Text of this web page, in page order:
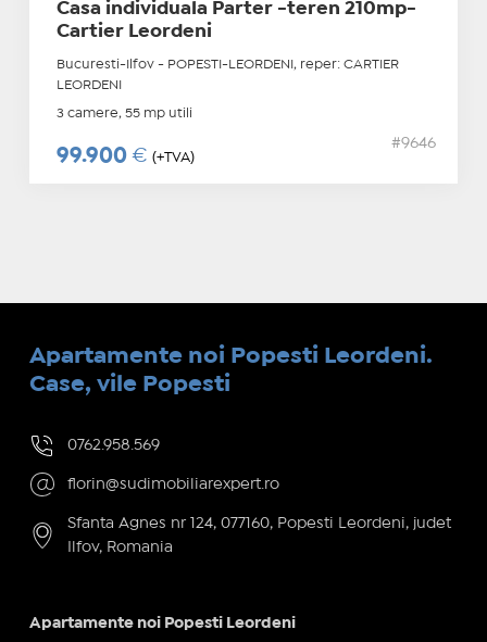
Casa individuala Parter -teren 210mp-
Cartier Leordeni
Bucuresti-Ilfov - POPESTI-LEORDENI, reper: CARTIER
LEORDENI
3 camere, 55 mp utili
99.900 € (+TVA)
#9646
Apartamente noi Popesti Leordeni.
Case, vile Popesti
0762.958.569
florin@sudimobiliarexpert.ro
Sfanta Agnes nr 124, 077160, Popesti Leordeni, judet
Ilfov, Romania
Apartamente noi Popesti Leordeni